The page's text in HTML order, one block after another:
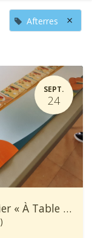
Afterres ×
SEPT.
24
[Formation] Animation de l’atelier « À Table ! »
)